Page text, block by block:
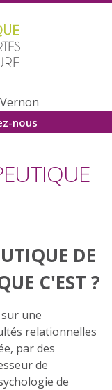
nous
DE
C'EST ?
une
relationnelles
par des
de
de